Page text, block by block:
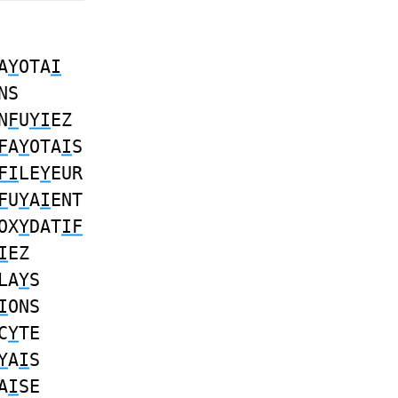
YOTAI
FUYIEZ
FAYOTAIS
FILEYEUR
FUYAIENT
YDATIF
EZ
YS
IONS
YTE
AIS
ISE